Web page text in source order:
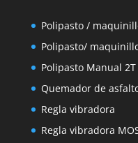
Polipasto /
Polipasto/
Polipasto Manual 2T
Quemador de
Regla vibradora
Regla vibradora